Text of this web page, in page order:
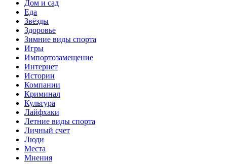
Дом и сад
Еда
Звёзды
Здоровье
Зимние виды спорта
Игры
Импортозамещение
Интернет
Истории
Компании
Криминал
Культура
Лайфхаки
Летние виды спорта
Личный счет
Люди
Места
Мнения